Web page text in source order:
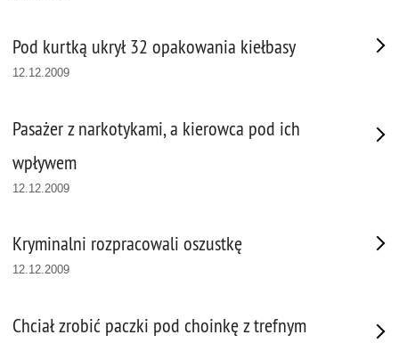
Pod kurtką ukrył 32 opakowania kiełbasy
12.12.2009
Pasażer z narkotykami, a kierowca pod ich
wpływem
12.12.2009
Kryminalni rozpracowali oszustkę
12.12.2009
Chciał zrobić paczki pod choinkę z trefnym